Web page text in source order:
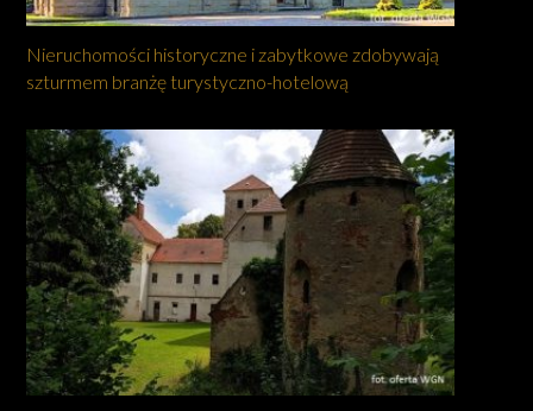
Nieruchomości historyczne i zabytkowe zdobywają
szturmem branżę turystyczno-hotelową